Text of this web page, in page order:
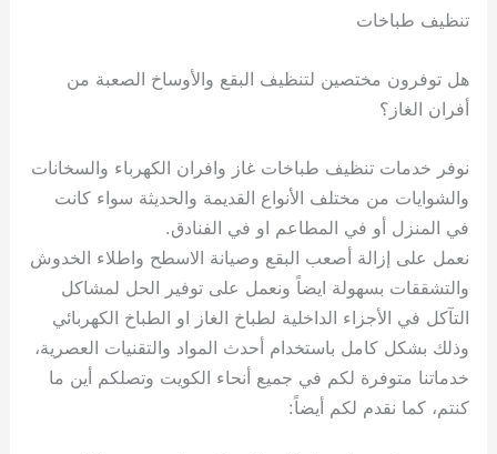
تنظيف طباخات
هل توفرون مختصين لتنظيف البقع والأوساخ الصعبة من
أفران الغاز؟
نوفر خدمات تنظيف طباخات غاز وافران الكهرباء والسخانات
والشوايات من مختلف الأنواع القديمة والحديثة سواء كانت
في المنزل أو في المطاعم او في الفنادق.
نعمل على إزالة أصعب البقع وصيانة الاسطح واطلاء الخدوش
والتشققات بسهولة ايضاً ونعمل على توفير الحل لمشاكل
التآكل في الأجزاء الداخلية لطباخ الغاز او الطباخ الكهربائي
وذلك بشكل كامل باستخدام أحدث المواد والتقنيات العصرية،
خدماتنا متوفرة لكم في جميع أنحاء الكويت وتصلكم أين ما
كنتم، كما نقدم لكم أيضاً: